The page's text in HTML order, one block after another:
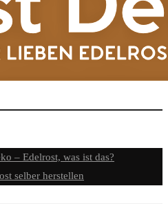
– Edelrost, was ist das?
selber herstellen